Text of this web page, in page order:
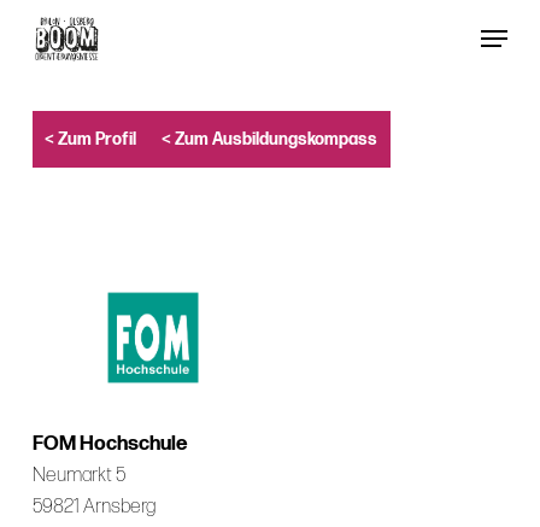
content
Menu
< Zum Profil < Zum Ausbildungskompass
FOM Hochschule
Neumarkt 5
59821 Arnsberg